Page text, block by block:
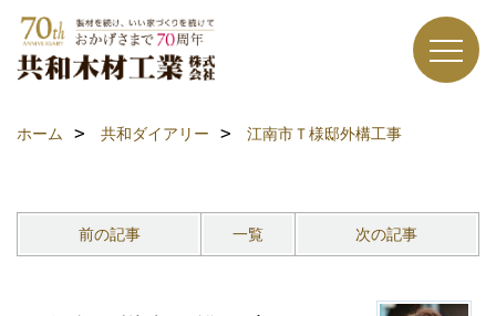
ホーム 共和ダイアリー 江南市Ｔ様邸外構工事
前の記事 一覧 次の記事